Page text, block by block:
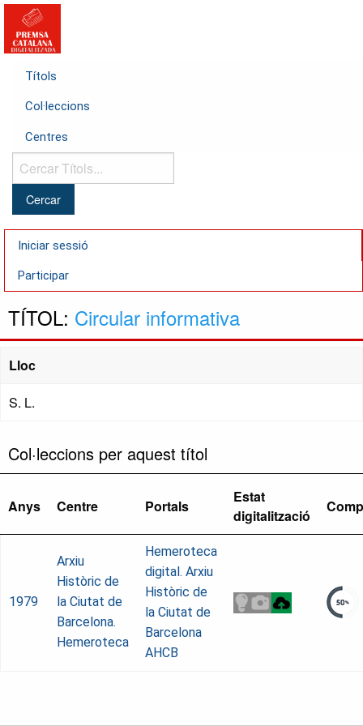
Títols
Col·leccions
Centres
Cercar
Títols...
Iniciar sessió
Participar
TÍTOL: Circular informativa
Lloc
S. L.
Col·leccions per aquest títol
Anys Centre Portals
Estat
digitalització
1979
Arxiu
Històric de
la Ciutat de
Barcelona.
Hemeroteca
Hemeroteca
digital. Arxiu
Històric de
la Ciutat de
Barcelona
AHCB